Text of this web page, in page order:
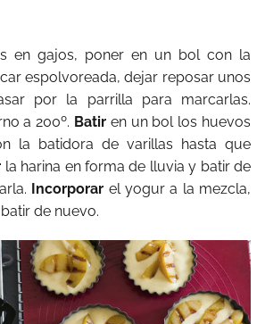
en gajos, poner en un bol con la
espolvoreada, dejar reposar unos
por la parrilla para marcarlas.
a 200º. Batir en un bol los huevos
la batidora de varillas hasta que
la harina en forma de lluvia y batir de
Incorporar el yogur a la mezcla,
de nuevo.